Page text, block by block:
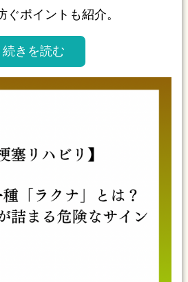
ポイントも紹介。
続きを読む